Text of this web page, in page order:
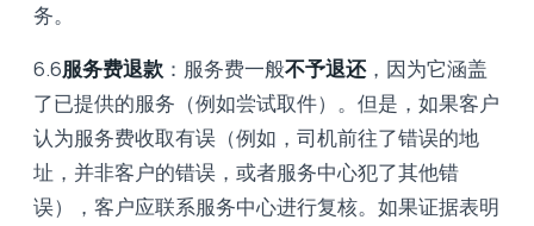
务。
6.6服务费退款 ：服务费一般不予退还，因为它涵盖
了已提供的服务（例如尝试取件）。但是，如果客户
认为服务费收取有误（例如，司机前往了错误的地
址，并非客户的错误，或者服务中心犯了其他错
误），客户应联系服务中心进行复核。如果证据表明